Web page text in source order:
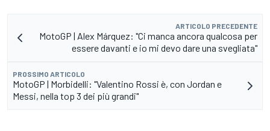
ARTICOLO PRECEDENTE
MotoGP | Alex Márquez: "Ci manca ancora qualcosa per
essere davanti e io mi devo dare una svegliata"
PROSSIMO ARTICOLO
MotoGP | Morbidelli: "Valentino Rossi è, con Jordan e
Messi, nella top 3 dei più grandi"